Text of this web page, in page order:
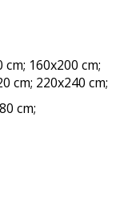
cm; 160x200 cm;
cm; 220x240 cm;
cm;